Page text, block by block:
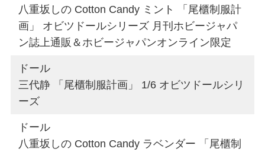
八重坂しの Cotton Candy ミント 「尾櫃制服計
画」 オビツドールシリーズ 月刊ホビージャパ
ン誌上通販＆ホビージャパンオンライン限定
ドール
三代静 「尾櫃制服計画」 1/6 オビツドールシリ
ーズ
ドール
八重坂しの Cotton Candy ラベンダー 「尾櫃制